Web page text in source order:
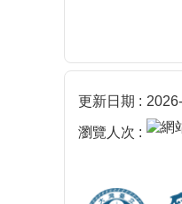
更新日期
瀏覽人次